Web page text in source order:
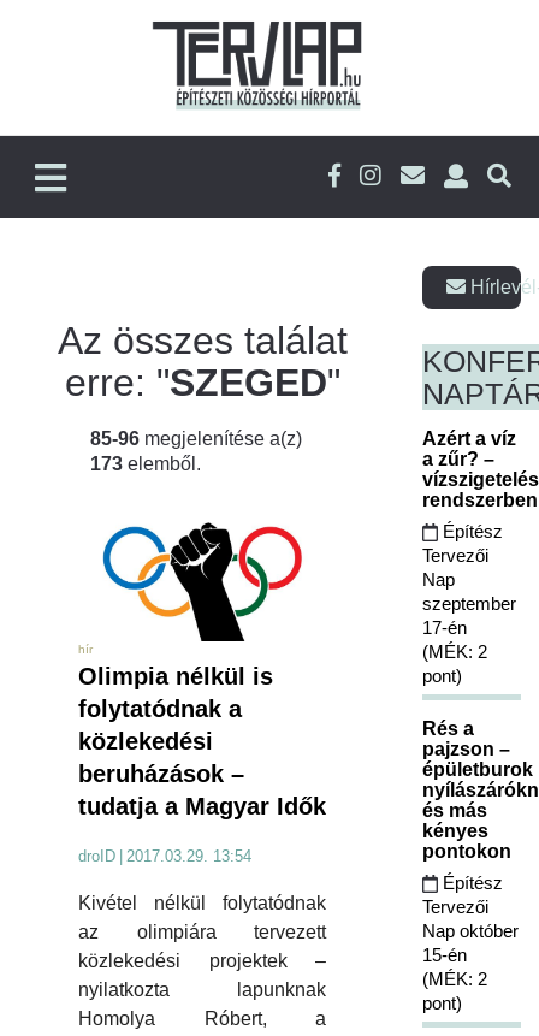
Az összes találat
erre: "SZEGED"
85-96 megjelenítése a(z)
173 elemből.
hír
Olimpia nélkül is
folytatódnak a
közlekedési
beruházások –
tudatja a Magyar Idők
droID 2017.03.29. 13:54
Kivétel nélkül folytatódnak
az olimpiára tervezett
közlekedési projektek –
nyilatkozta lapunknak
Homolya Róbert, a
Azért a víz
a zűr? –
Építész
Tervezői
Nap
szeptember
17-én
(MÉK: 2
pont)
Rés a
pajzson –
épületburok
és más
kényes
pontokon
Építész
Tervezői
Nap október
15-én
(MÉK: 2
pont)